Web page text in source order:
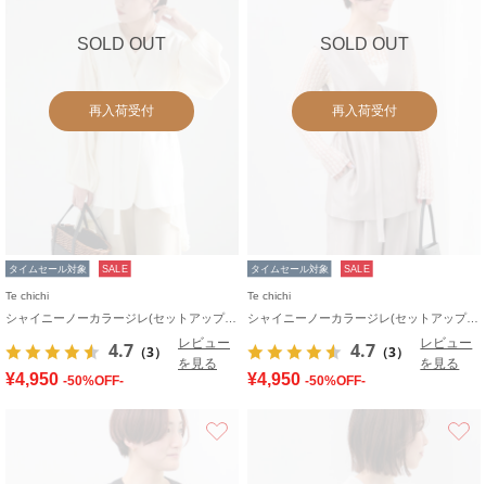
SOLD OUT
再入荷受付
タイムセール対象 SALE
Te chichi
シャイニーノーカラージレ(セットアップ可)
4.7 （3）
レビュー
を見る
¥4,950 -50%OFF-
SOLD OUT
再入荷受付
タイムセール対象 SALE
Te chichi
シャイニーノーカラージレ(セットアップ可)
4.7 （3）
レビュー
を見る
¥4,950 -50%OFF-